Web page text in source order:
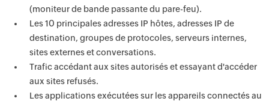
(moniteur de bande passante du pare-feu).
Les 10 principales adresses IP hôtes, adresses IP de
destination, groupes de protocoles, serveurs internes,
sites externes et conversations.
Trafic accédant aux sites autorisés et essayant d'accéder
aux sites refusés.
Les applications exécutées sur les appareils connectés au